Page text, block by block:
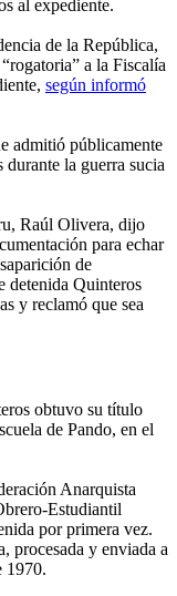
al expediente.
de la República,
a la Fiscalía
según informó
admitió públicamente
la guerra sucia
Raúl Olivera, dijo
para echar
de
detenida Quinteros
y reclamó que sea
obtuvo su título
de Pando, en el
Anarquista
Estudiantil
por primera vez.
procesada y enviada a
1970.